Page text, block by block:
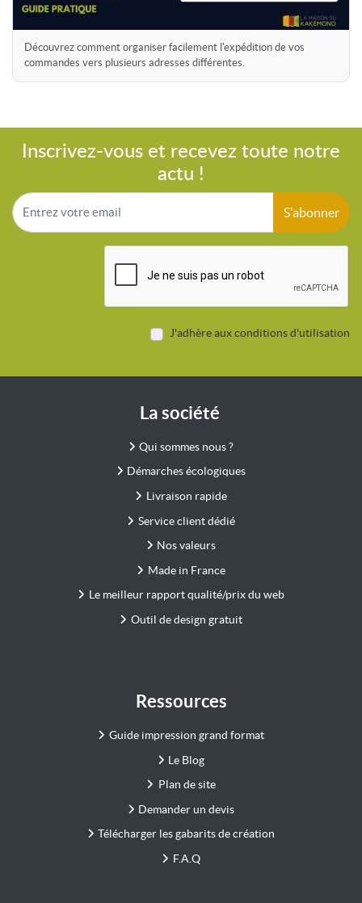
Découvrez comment organiser facilement l'expédition de vos
commandes vers plusieurs adresses différentes.
Inscrivez-vous et recevez toute notre
actu !
S'abonner
J'adhère aux conditions d'utilisation
La société
Qui sommes nous ?
Démarches écologiques
Livraison rapide
Service client dédié
Nos valeurs
Made in France
Le meilleur rapport qualité/prix du web
Outil de design gratuit
Ressources
Guide impression grand format
Le Blog
Plan de site
Demander un devis
Télécharger les gabarits de création
F.A.Q